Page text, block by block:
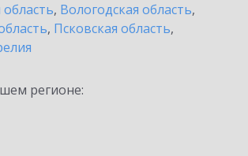
, Вологодская область,
, Псковская область,
регионе: